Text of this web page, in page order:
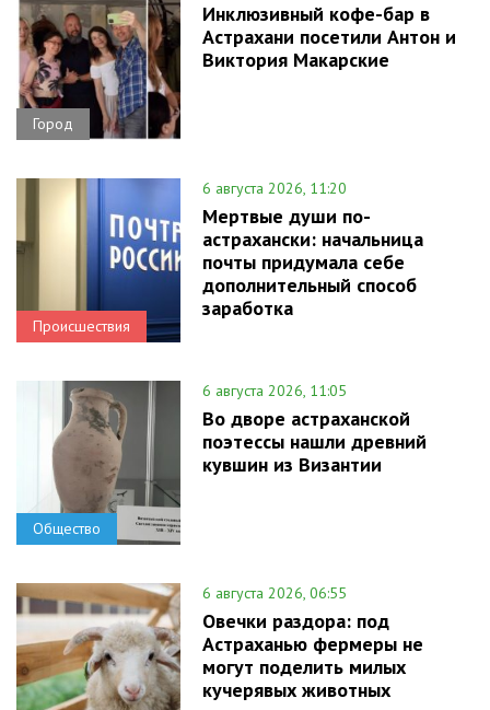
Город
Инклюзивный кофе-бар в
Астрахани посетили Антон и
Виктория Макарские
Происшествия
6 августа 2026, 11:20
Мертвые души по-
астрахански: начальница
почты придумала себе
дополнительный способ
заработка
Общество
6 августа 2026, 11:05
Во дворе астраханской
поэтессы нашли древний
кувшин из Византии
6 августа 2026, 06:55
Овечки раздора: под
Астраханью фермеры не
могут поделить милых
кучерявых животных